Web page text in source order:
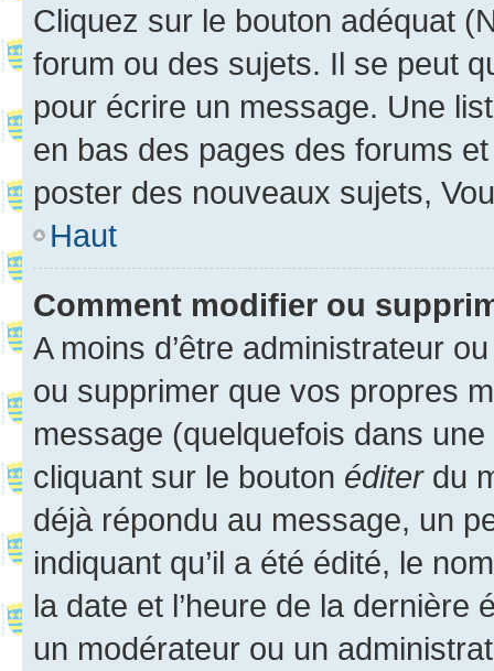
Cliquez sur le bouton adéquat
forum ou des sujets. Il se peut
pour écrire un message. Une
en bas des pages des forums
poster des nouveaux sujets,
Haut
Comment modifier ou
A moins d’être administrateur
ou supprimer que vos propres
message (quelquefois dans
cliquant sur le bouton éditerdu
déjà répondu au message, un
indiquant qu’il a été édité, le
la date et l’heure de la dernière
un modérateur ou un